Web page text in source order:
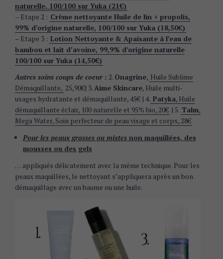
naturelle, 100/100 sur Yuka (21€)
– Etape 2 : Crème nettoyante Huile de lin + propolis,
99% d’origine naturelle, 100/100 sur Yuka (18,50€)
– Etape 3 : Lotion Nettoyante & Apaisante à l’eau de
bambou et lait d’avoine, 99,9% d’origine naturelle
100/100 sur Yuka (14,50€)
Autres soins coups de coeur : 2. Onagrine, Huile Sublime
Démaquillante, 25,90€| 3.Aime Skincare, Huile multi-
usages hydratante et démaquillante, 45€ | 4. Patyka, Huile
démaquillante éclair, 100 naturelle et 95% bio, 20€ | 5. Talm,
Mega Water, Soin perfecteur de peau visage et corps, 28€
Pour les peaux grasses ou mixtesnon maquillées, des
mousses ou des gels
… appliqués délicatement avec la même technique. Pour les
peaux maquillées, le nettoyant s’appliquera après un bon
démaquillage avec un baume ou une huile.